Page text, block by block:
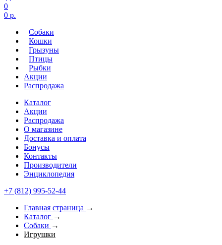
0
0 р.
Собаки
Кошки
Грызуны
Птицы
Рыбки
Акции
Распродажа
Каталог
Акции
Распродажа
О магазине
Доставка и оплата
Бонусы
Контакты
Производители
Энциклопедия
+7 (812) 995-52-44
Главная страница →
Каталог →
Собаки →
Игрушки